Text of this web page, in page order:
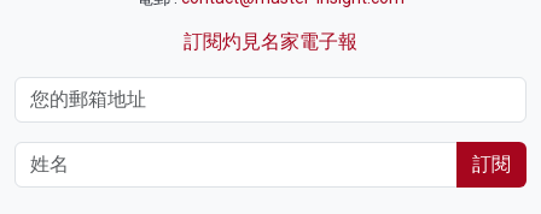
訂閱灼見名家電子報
訂閱